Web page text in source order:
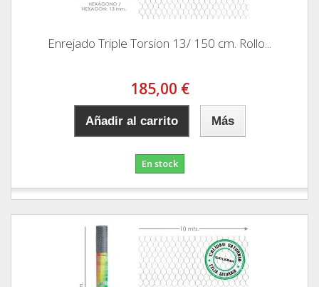
Enrejado Triple Torsion 13/ 150 cm. Rollo...
185,00 €
Añadir al carrito Más
En stock